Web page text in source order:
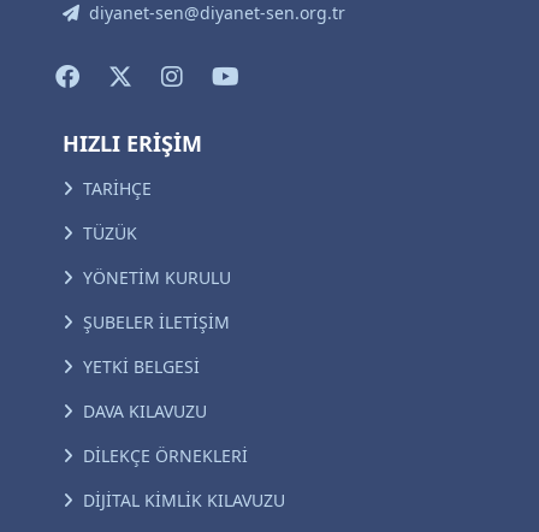
diyanet-sen@diyanet-sen.org.tr
HIZLI ERİŞİM
TARİHÇE
TÜZÜK
YÖNETİM KURULU
ŞUBELER İLETİŞİM
YETKİ BELGESİ
DAVA KILAVUZU
DİLEKÇE ÖRNEKLERİ
DİJİTAL KİMLİK KILAVUZU